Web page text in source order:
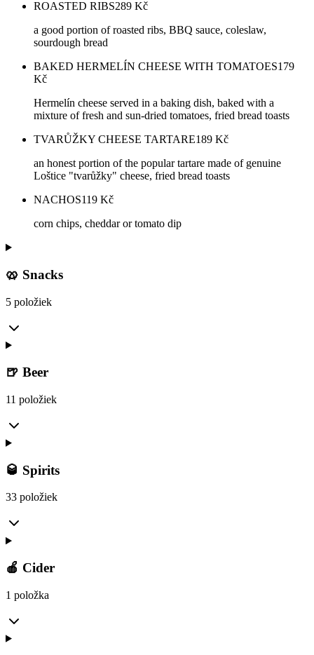
ROASTED RIBS289 Kč
a good portion of roasted ribs, BBQ sauce, coleslaw,
sourdough bread
BAKED HERMELÍN CHEESE WITH TOMATOES179
Kč
Hermelín cheese served in a baking dish, baked with a
mixture of fresh and sun-dried tomatoes, fried bread toasts
TVARŮŽKY CHEESE TARTARE189 Kč
an honest portion of the popular tartare made of genuine
Loštice "tvarůžky" cheese, fried bread toasts
NACHOS119 Kč
corn chips, cheddar or tomato dip
🥨 Snacks
5 položiek
🍺 Beer
11 položiek
🥃 Spirits
33 položiek
🍎 Cider
1 položka